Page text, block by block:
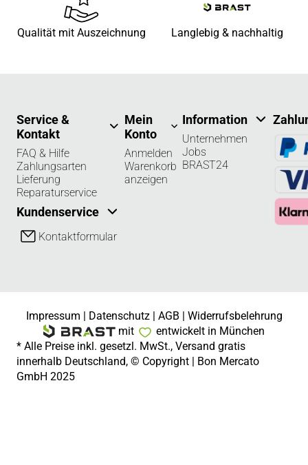
Qualität mit Auszeichnung Langlebig & nachhaltig
Service &
Kontakt
FAQ & Hilfe
Zahlungsarten
Lieferung
Reparaturservice
Kundenservice
Kontaktformular
Mein
Konto
Anmelden
Warenkorb
anzeigen
Information
Unternehmen
Jobs
BRAST24
Impressum | Datenschutz| AGB | Widerrufsbelehrung
mit
entwickelt in München
* Alle Preise inkl. gesetzl. MwSt., Versand gratis
innerhalb Deutschland, © Copyright | Bon Mercato
GmbH 2025